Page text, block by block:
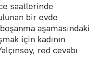
saatlerinde
bir evde
aşamasındaki
için kadının
red cevabı